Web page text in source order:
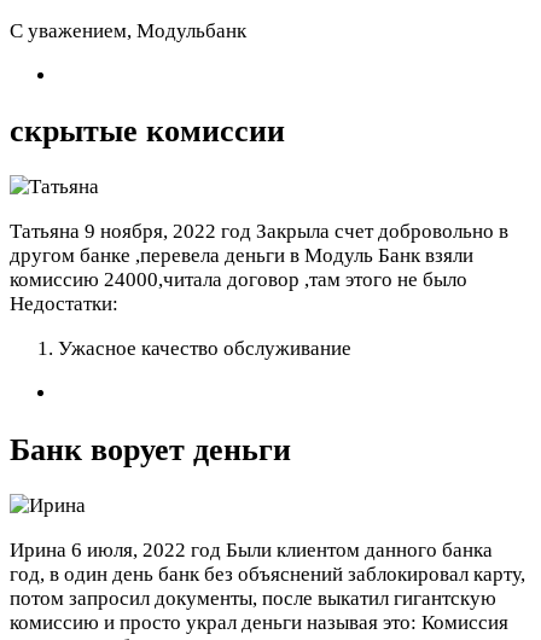
С уважением, Модульбанк
скрытые комиссии
Татьяна 9 ноября, 2022 год Закрыла счет добровольно в
другом банке ,перевела деньги в Модуль Банк взяли
комиссию 24000,читала договор ,там этого не было
Недостатки:
Ужасное качество обслуживание
Банк ворует деньги
Ирина 6 июля, 2022 год Были клиентом данного банка
год, в один день банк без объяснений заблокировал карту,
потом запросил документы, после выкатил гигантскую
комиссию и просто украл деньги называя это: Комиссия